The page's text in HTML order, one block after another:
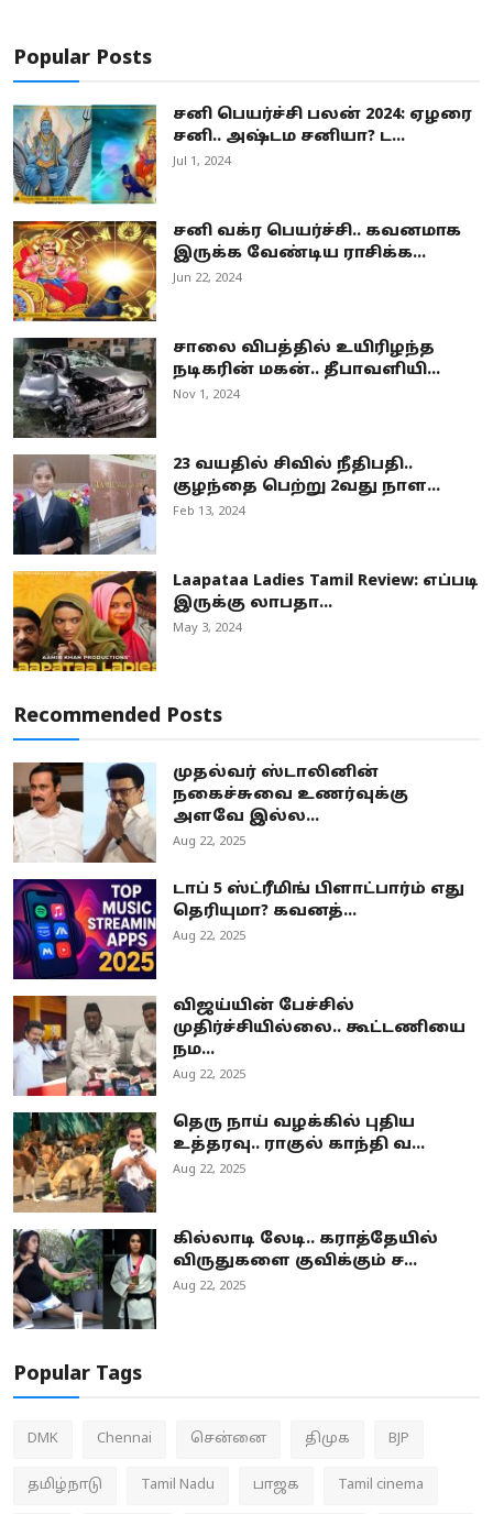
Popular Posts
சனி பெயர்ச்சி பலன் 2024: ஏழரை
சனி.. அஷ்டம சனியா? ட...
Jul 1, 2024
சனி வக்ர பெயர்ச்சி.. கவனமாக
இருக்க வேண்டிய ராசிக்க...
Jun 22, 2024
சாலை விபத்தில் உயிரிழந்த
நடிகரின் மகன்.. தீபாவளியி...
Nov 1, 2024
23 வயதில் சிவில் நீதிபதி..
குழந்தை பெற்று 2வது நாள...
Feb 13, 2024
Laapataa Ladies Tamil Review: எப்படி
இருக்கு லாபதா...
May 3, 2024
Recommended Posts
முதல்வர் ஸ்டாலினின்
நகைச்சுவை உணர்வுக்கு
அளவே இல்ல...
Aug 22, 2025
டாப் 5 ஸ்ட்ரீமிங் பிளாட்பார்ம் எது
தெரியுமா? கவனத்...
Aug 22, 2025
விஜய்யின் பேச்சில்
முதிர்ச்சியில்லை.. கூட்டணியை
நம...
Aug 22, 2025
தெரு நாய் வழக்கில் புதிய
உத்தரவு.. ராகுல் காந்தி வ...
Aug 22, 2025
கில்லாடி லேடி.. கராத்தேயில்
விருதுகளை குவிக்கும் ச...
Aug 22, 2025
Popular Tags
DMK Chennai சென்னை திமுக BJP
தமிழ்நாடு Tamil Nadu பாஜக Tamil cinema